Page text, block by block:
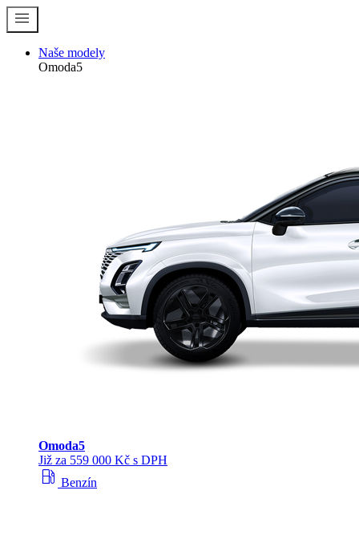
menu
Naše modely
Omoda5
Omoda5
Již za 559 000 Kč s DPH
local_gas_station Benzín